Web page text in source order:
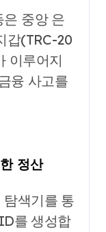
중앙 은
갑(TRC-20
이루어지
융 사고를
정산
색기를 통
를 생성합